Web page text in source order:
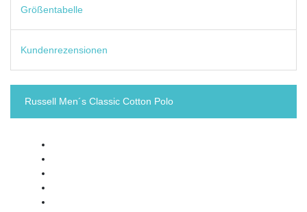
Größentabelle
Kundenrezensionen
Russell Men´s Classic Cotton Polo